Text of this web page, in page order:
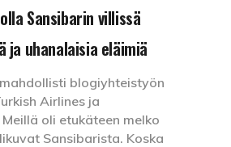
Sansibarin villissä
ja uhanalaisia eläimiä
blogiyhteistyön
Airlines ja
oli etukäteen melko
Sansibarista. Koska